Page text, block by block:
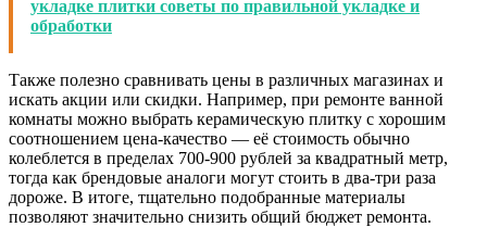
укладке плитки советы по правильной укладке и
обработки
Также полезно сравнивать цены в различных магазинах и
искать акции или скидки. Например, при ремонте ванной
комнаты можно выбрать керамическую плитку с хорошим
соотношением цена-качество — её стоимость обычно
колеблется в пределах 700-900 рублей за квадратный метр,
тогда как брендовые аналоги могут стоить в два-три раза
дороже. В итоге, тщательно подобранные материалы
позволяют значительно снизить общий бюджет ремонта.